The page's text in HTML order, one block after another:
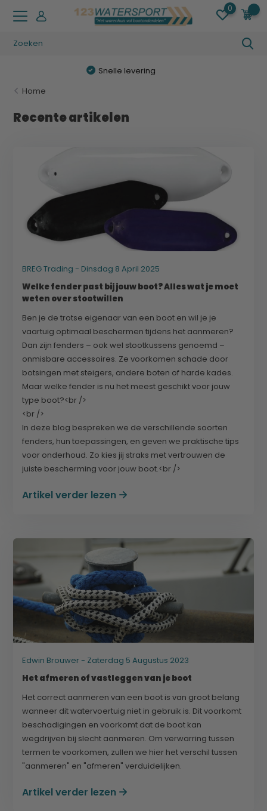
0
Gratis verzending (NL) vanaf € 49,95
Home
Recente artikelen
BREG Trading - Dinsdag 8 April 2025
Welke fender past bij jouw boot? Alles wat je moet
weten over stootwillen
Ben je de trotse eigenaar van een boot en wil je je
vaartuig optimaal beschermen tijdens het aanmeren?
Dan zijn fenders – ook wel stootkussens genoemd –
onmisbare accessoires. Ze voorkomen schade door
botsingen met steigers, andere boten of harde kades.
Maar welke fender is nu het meest geschikt voor jouw
type boot?<br />
<br />
In deze blog bespreken we de verschillende soorten
fenders, hun toepassingen, en geven we praktische tips
voor onderhoud. Zo kies jij straks met vertrouwen de
juiste bescherming voor jouw boot.<br />
Artikel verder lezen
Edwin Brouwer - Zaterdag 5 Augustus 2023
Het afmeren of vastleggen van je boot
Het correct aanmeren van een boot is van groot belang
wanneer dit watervoertuig niet in gebruik is. Dit voorkomt
beschadigingen en voorkomt dat de boot kan
wegdrijven bij slecht aanmeren. Om verwarring tussen
termen te voorkomen, zullen we hier het verschil tussen
"aanmeren" en "afmeren" verduidelijken.
Artikel verder lezen